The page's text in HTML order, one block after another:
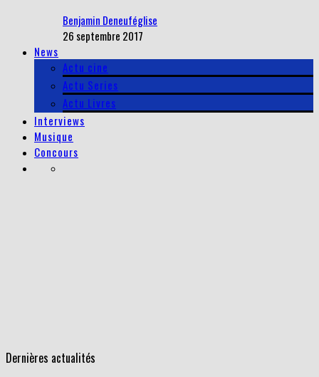
Benjamin Deneuféglise
26 septembre 2017
News
Actu cine
Actu Series
Actu Livres
Interviews
Musique
Concours
Dernières actualités